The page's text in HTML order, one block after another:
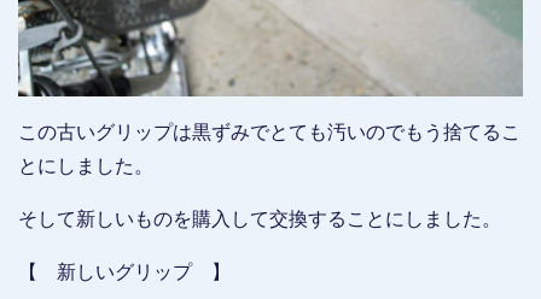
この古いグリップは黒ずみでとても汚いのでもう捨てるこ
とにしました。
そして新しいものを購入して交換することにしました。
【 新しいグリップ 】